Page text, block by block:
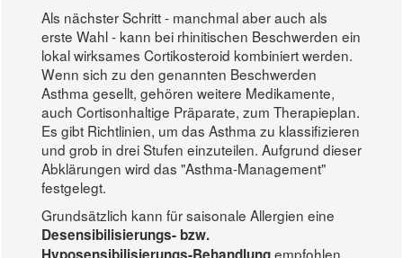
Als nächster Schritt - manchmal aber auch als
erste Wahl - kann bei rhinitischen Beschwerden ein
lokal wirksames Cortikosteroid kombiniert werden.
Wenn sich zu den genannten Beschwerden
Asthma gesellt, gehören weitere Medikamente,
auch Cortisonhaltige Präparate, zum Therapieplan.
Es gibt Richtlinien, um das Asthma zu klassifizieren
und grob in drei Stufen einzuteilen. Aufgrund dieser
Abklärungen wird das "Asthma-Management"
festgelegt.
Grundsätzlich kann für saisonale Allergien eine
Desensibilisierungs- bzw.
Hyposensibilisierungs-Behandlungempfohlen